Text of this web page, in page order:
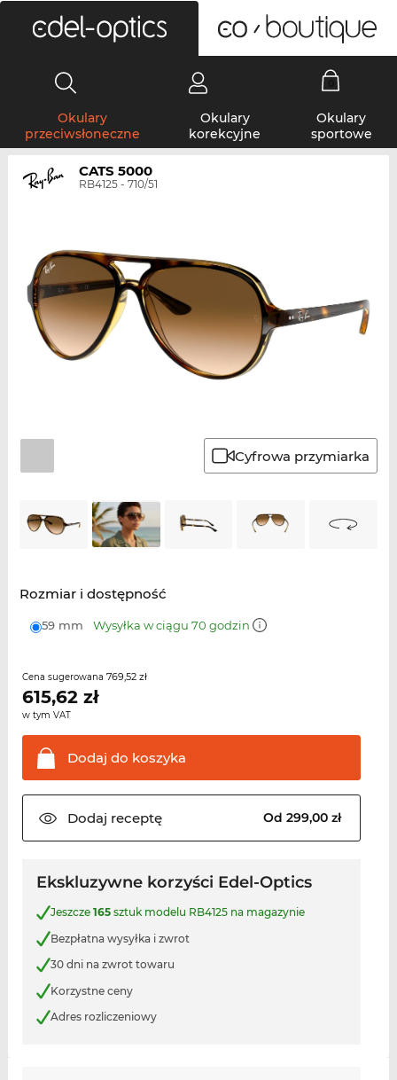
Okulary
przeciwsłoneczne
Okulary
korekcyjne
Okulary
sportowe
CATS 5000
RB4125 - 710/51
Cyfrowa przymiarka
Rozmiar i dostępność
59 mm Wysyłka w ciągu 70 godzin
Cena sugerowana 769,52 zł
615,62zł
w tym VAT
Dodaj do koszyka
Dodaj receptę Od 299,00 zł
Ekskluzywne korzyści Edel-Optics
Jeszcze 165sztuk modelu RB4125 na magazynie
Bezpłatna wysyłka i zwrot
30 dni na zwrot towaru
Korzystne ceny
Adres rozliczeniowy